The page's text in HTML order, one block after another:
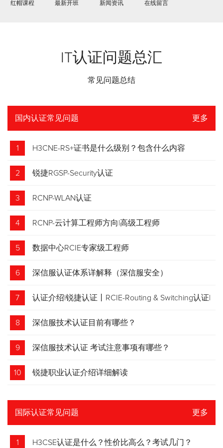
红帽课程 最新开班 新闻资讯 在线留言
IT认证问题总汇
常见问题总结
国内认证常见问题 更多
1 H3CNE-RS+证书是什么级别？包含什么内容
2 锐捷RGSP-Security认证
3 RCNP-WLAN认证
4 RCNP-云计算工程师方向|高级工程师
5 数据中心RCIE专家级工程师
6 深信服认证体系详解释（深信服安全）
7 认证介绍|锐捷认证丨RCIE-Routing & Switching认证|
专家级网络工程师
8 深信服技术认证目前有哪些？
9 深信服技术认证 考试注意事项有哪些？
10 锐捷职业认证介绍详细解读
国际认证常见问题 更多
1 H3CSE认证是什么？性价比高么？考试几门？